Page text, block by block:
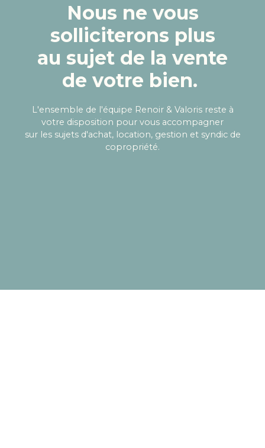
Nous ne vous
solliciterons plus
au sujet de la vente
de votre bien.
L'ensemble de l'équipe Renoir & Valoris reste à
votre disposition pour vous accompagner
sur les sujets d'achat, location, gestion et syndic de
copropriété.